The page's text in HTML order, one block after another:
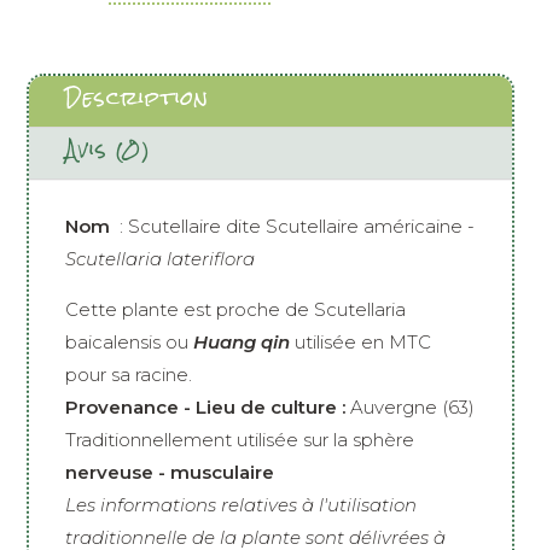
Description
Avis (0)
Nom : Scutellaire dite Scutellaire américaine -
Scutellaria lateriflora
Cette plante est proche de Scutellaria
baicalensis ouHuang qin utilisée en MTC
pour sa racine.
Provenance - Lieu de culture : Auvergne (63)
Traditionnellement utilisée sur la sphère
nerveuse - musculaire
Les informations relatives à l'utilisation
traditionnelle de la plante sont délivrées à